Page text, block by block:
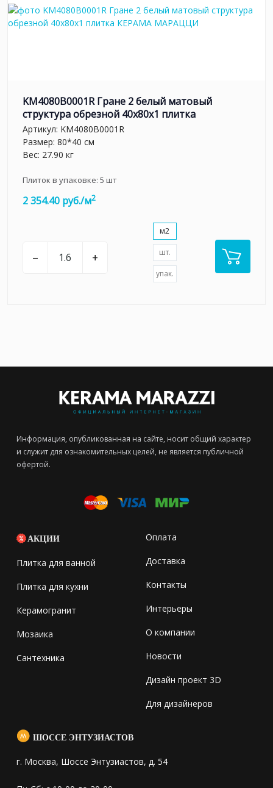
KM4080B0001R Гране 2 белый матовый
структура обрезной 40x80x1 плитка
Артикул: KM4080B0001R
Размер: 80*40 см
Вес: 27.90 кг
Плиток в упаковке: 5 шт
2 354.40 руб./м2
– +
м2
шт.
упак.
Информация, опубликованная на сайте, носит общий характер
и служит для ознакомительных целей, не является публичной
офертой.
АКЦИИ
Плитка для ванной
Плитка для кухни
Керамогранит
Мозаика
Сантехника
Оплата
Доставка
Контакты
Интерьеры
О компании
Новости
Дизайн проект 3D
Для дизайнеров
ШОССЕ ЭНТУЗИАСТОВ
г. Москва, Шоссе Энтузиастов, д. 54